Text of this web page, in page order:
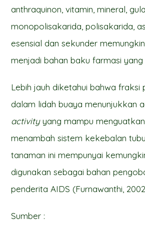
anthraquinon, vitamin, mineral,
monopolisakarida, polisakarida,
esensial dan sekunder
menjadi bahan baku farmasi yang
Lebih jauh diketahui bahwa fraksi
dalam lidah buaya menunjukkan
activityyang mampu
menambah sistem kekebalan
tanaman ini mempunyai
digunakan sebagai bahan
penderita AIDS (Furnawanthi,
Sumber :